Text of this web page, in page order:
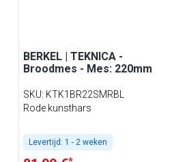
BERKEL | TEKNICA -
Broodmes - Mes: 220mm
SKU: KTK1BR22SMRBL
Rode kunsthars
Levertijd: 1 - 2 weken